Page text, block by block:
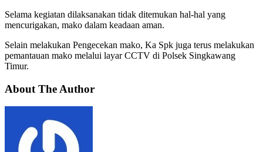
Selama kegiatan dilaksanakan tidak ditemukan hal-hal yang
mencurigakan, mako dalam keadaan aman.
Selain melakukan Pengecekan mako, Ka Spk juga terus melakukan
pemantauan mako melalui layar CCTV di Polsek Singkawang
Timur.
About The Author